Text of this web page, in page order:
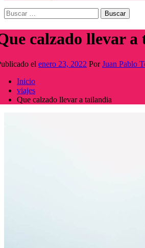
Buscar:
calzado llevar
el enero 23, 2022 PorJuan Pablo
Inicio
viajes
Que calzado llevar a tailandia